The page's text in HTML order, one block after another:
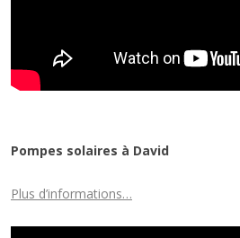
Pompes solaires à David
Plus d’informations…